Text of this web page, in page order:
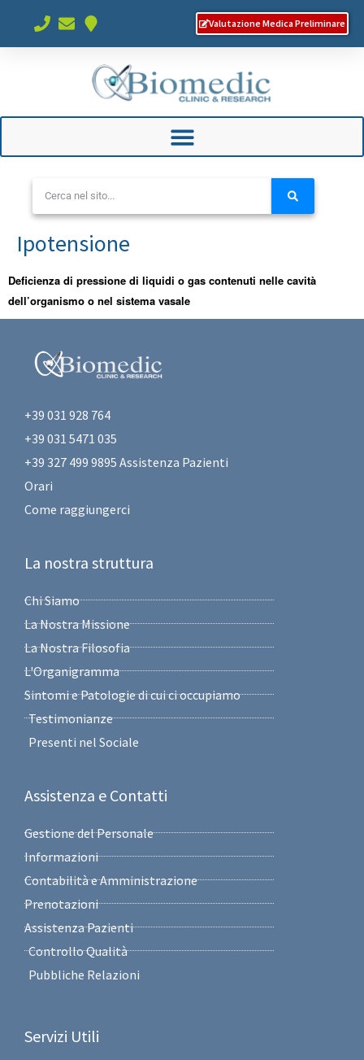
Valutazione Medica Preliminare
Ipotensione
Deficienza di pressione di liquidi o gas contenuti nelle cavità
dell’organismo o nel sistema vasale
+39 031 928 764
+39 031 5471 035
+39 327 499 9895 Assistenza Pazienti
Orari
Come raggiungerci
La nostra struttura
Chi Siamo
La Nostra Missione
La Nostra Filosofia
L'Organigramma
Sintomi e Patologie di cui ci occupiamo
Testimonianze
Presenti nel Sociale
Assistenza e Contatti
Gestione del Personale
Informazioni
Contabilità e Amministrazione
Prenotazioni
Assistenza Pazienti
Controllo Qualità
Pubbliche Relazioni
Servizi Utili